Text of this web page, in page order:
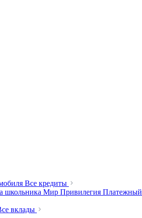
Все кредиты
школьника Мир Привилегия
вклады